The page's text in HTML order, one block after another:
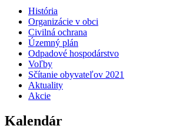
História
Organizácie v obci
Civilná ochrana
Územný plán
Odpadové hospodárstvo
Voľby
Sčítanie obyvateľov 2021
Aktuality
Akcie
Kalendár